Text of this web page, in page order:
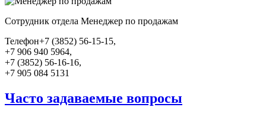
Сотрудник отдела Менеджер по продажам
Телефон+7 (3852) 56-15-15,
+7 906 940 5964,
+7 (3852) 56-16-16,
+7 905 084 5131
Часто задаваемые вопросы